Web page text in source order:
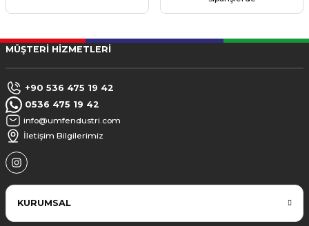
MÜŞTERİ HİZMETLERİ
+90 536 475 19 42
0536 475 19 42
info@umfendustri.com
İletişim Bilgilerimiz
KURUMSAL